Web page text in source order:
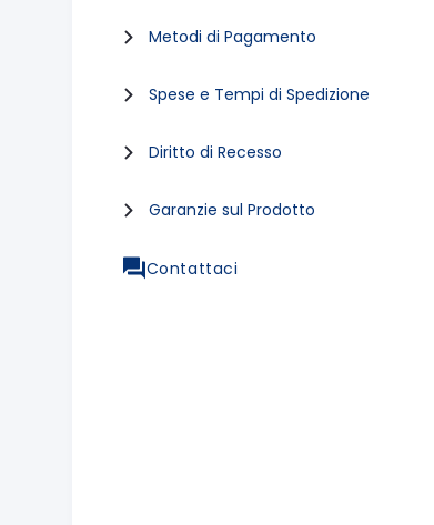
Metodi di Pagamento
Spese e Tempi di Spedizione
Diritto di Recesso
Garanzie sul Prodotto
Contattaci